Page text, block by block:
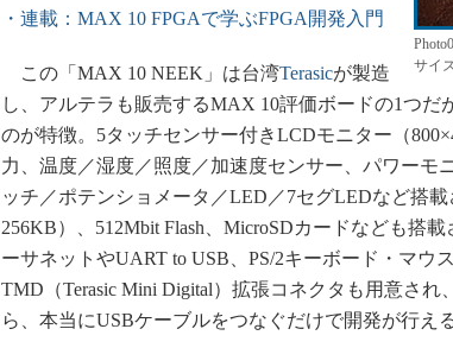
サイ
・連載：MAX 10 FPGAで学ぶFPGA開発入門
この「MAX 10 NEEK」は台湾Terasicが製造
し、アルテラも販売するMAX 10評価ボードの1つだ
のが特徴。5タッチセンサー付きLCDモニター（
力、温度／湿度／照度／加速度センサー、パワーモ
ッチ／ポテンショメータ／LED／7セグLEDなど搭
256KB）、512Mbit Flash、MicroSDカードなども搭
ーサネットやUART to USB、PS/2キーボード・マウ
TMD（Terasic Mini Digital）拡張コネクタも用意され
ら、本当にUSBケーブルをつなぐだけで開発が行え